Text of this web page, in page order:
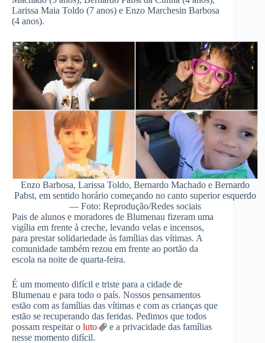
Larissa Maia Toldo (7 anos) e Enzo Marchesin Barbosa
(4 anos).
Enzo Barbosa, Larissa Toldo, Bernardo Machado e Bernardo
Pabst, em sentido horário começando no canto superior esquerdo
— Foto: Reprodução/Redes sociais
Pais de alunos e moradores de Blumenau fizeram uma
vigília em frente à creche, levando velas e incensos,
para prestar solidariedade às famílias das vítimas. A
comunidade também rezou em frente ao portão da
escola na noite de quarta-feira.
É um momento difícil e triste para a cidade de
Blumenau e para todo o país. Nossos pensamentos
estão com as famílias das vítimas e com as crianças que
estão se recuperando das feridas. Pedimos que todos
possam respeitar o luto
e a privacidade das famílias
nesse momento difícil.